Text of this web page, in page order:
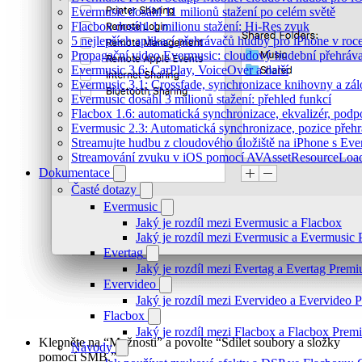
Evermusic dosáhl 11 milionů stažení po celém světě
Flacbox dosáhl 1 milionu stažení: Hi-Res zvuk
5 nejlepších aplikací přehrávačů hudby pro iPhone v
Propagační video Evermusic: cloudový hudební
Evermusic 3.6: CarPlay, VoiceOver a další
Evermusic 3.1: Crossfade, synchronizace knihovny a
Evermusic dosáhl 3 milionů stažení: přehled funkcí
Flacbox 1.6: automatická synchronizace, ekvalizér,
Evermusic 2.3: Automatická synchronizace, pozice
Streamujte hudbu z cloudového úložiště na iPhone s
Streamování zvuku v iOS pomocí
Dokumentace
Časté dotazy
Evermusic
Jaký je rozdíl mezi Evermusic a Flacbox
Jaký je rozdíl mezi Evermusic a Evermusic
Evertag
Jaký je rozdíl mezi Evertag a Evertag
Evervideo
Jaký je rozdíl mezi Evervideo a Evervideo
Flacbox
Jaký je rozdíl mezi Flacbox a Flacbox
Návody
Klepněte na “Možnosti” a povolte “Sdílet soubory a složky
pomocí SMB.”